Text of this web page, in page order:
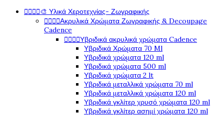
🎨 Υλικά Χεροτεχνίας- Ζωγραφικής
Ακρυλικά Χρώματα Ζωγραφικής & Decoupage
Cadence
Υβριδικά ακρυλικά χρώματα Cadence
Υβριδικά Χρώματα 70 Ml
Υβριδικά χρώματα 120 ml
Υβριδικά χρώματα 500 ml
Υβριδικά χρώματα 2 lt
Υβριδικά μεταλλικά χρώματα 70 ml
Υβριδικά μεταλλικά χρώματα 120 ml
Υβριδικά γκλίτερ χρυσό χρώματα 120 ml
Υβριδικά γκλίτερ ασημί χρώματα 120 ml